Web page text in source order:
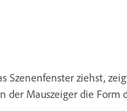
Szenenfenster ziehst,
Mauszeiger die Form